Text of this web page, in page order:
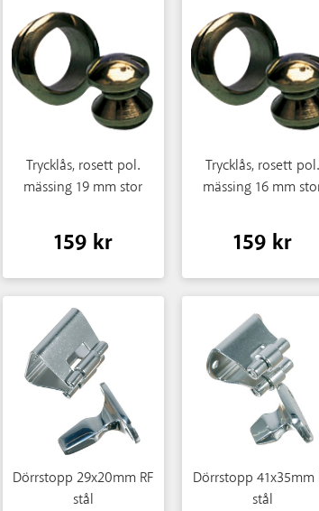
Trycklås, rosett pol.
mässing 19 mm stor
159 kr
Trycklås, rosett pol.
mässing 16 mm
159 kr
Dörrstopp 29x20mm RF
stål
Dörrstopp 41x35mm
stål